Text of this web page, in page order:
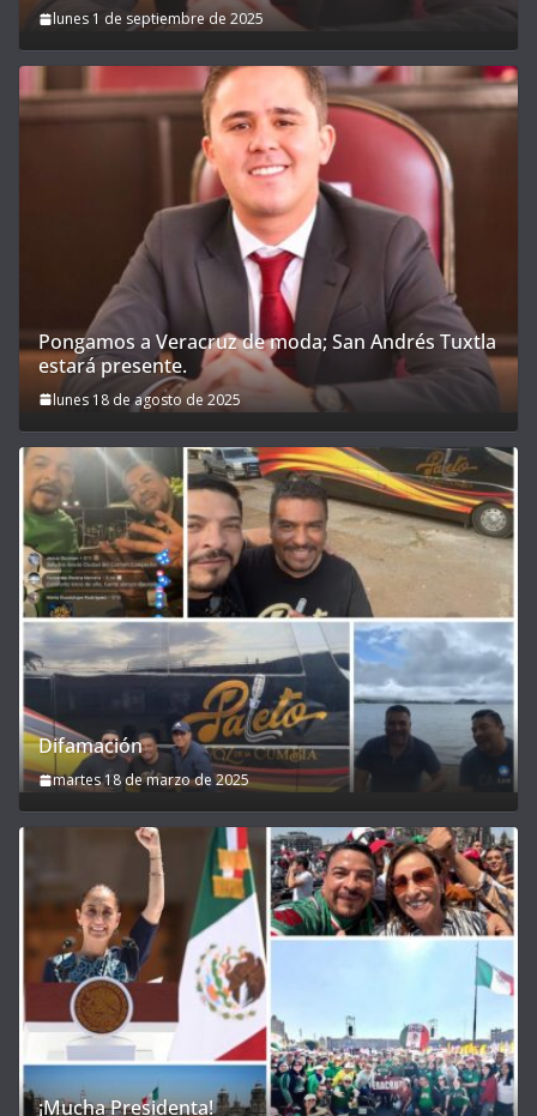
lunes 1 de septiembre de 2025
Pongamos a Veracruz de moda; San Andrés Tuxtla
estará presente.
lunes 18 de agosto de 2025
Difamación
martes 18 de marzo de 2025
¡Mucha Presidenta!